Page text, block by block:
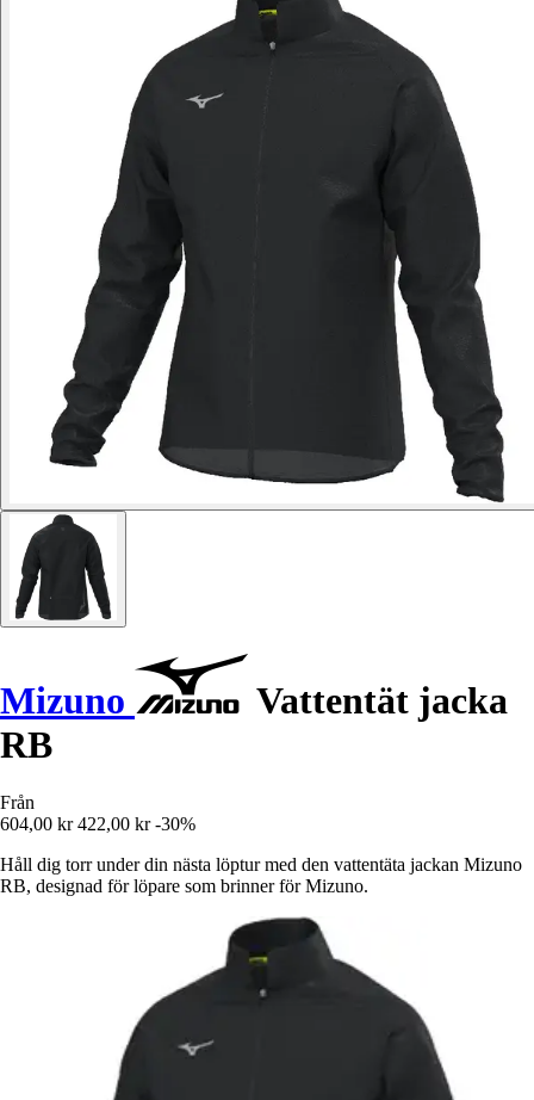
Mizuno
Vattentät jacka
RB
Från
604,00 kr 422,00 kr -30%
Håll dig torr under din nästa löptur med den vattentäta jackan Mizuno
RB, designad för löpare som brinner för Mizuno.